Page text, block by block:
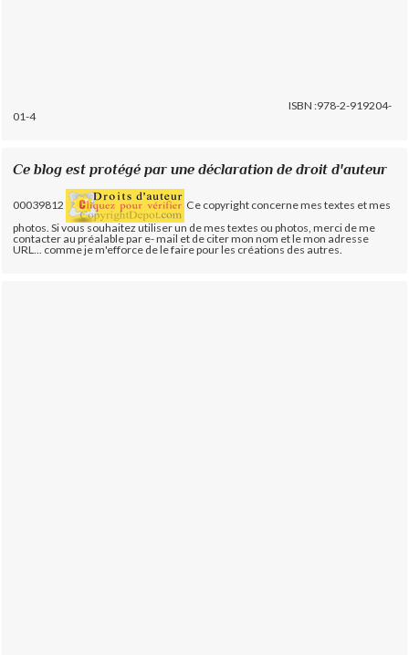
ISBN :978-2-919204-
01-4
Ce blog est protégé par une déclaration de droit d'auteur
00039812
Ce copyright concerne mes textes et mes
photos. Si vous souhaitez utiliser un de mes textes ou photos, merci de me
contacter au préalable par e- mail et de citer mon nom et le mon adresse
URL... comme je m'efforce de le faire pour les créations des autres.